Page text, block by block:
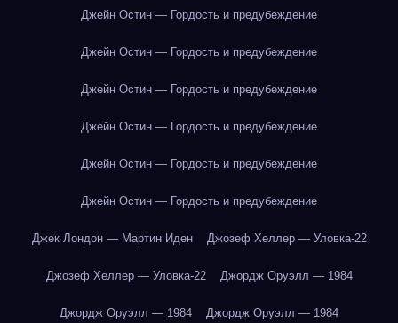
Джейн Остин — Гордость и предубеждение
Джейн Остин — Гордость и предубеждение
Джейн Остин — Гордость и предубеждение
Джейн Остин — Гордость и предубеждение
Джейн Остин — Гордость и предубеждение
Джейн Остин — Гордость и предубеждение
Джек Лондон — Мартин Иден Джозеф Хеллер — Уловка-22
Джозеф Хеллер — Уловка-22 Джордж Оруэлл — 1984
Джордж Оруэлл — 1984 Джордж Оруэлл — 1984